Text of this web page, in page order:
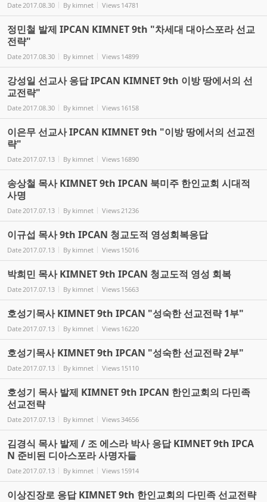
Date2017.08.30 By kimnet Views 14781
정민철 발제 IPCAN KIMNET 9th "차세대 대아스포라 선교
전략"
Date2017.08.30 By kimnet Views 14899
강성일 선교사 응답 IPCAN KIMNET 9th 이방 땅에서의 선
교전략"
Date2017.08.30 By kimnet Views 16158
이은무 선교사 IPCAN KIMNET 9th "이방 땅에서의 선교전
략"
Date2017.07.13 By kimnet Views 16890
송상철 목사 KIMNET 9th IPCAN 북미주 한인교회 시대적
사명
Date2017.07.13 By kimnet Views21236
이규섭 목사 9th IPCAN 청교도적 영성회복응답
Date2017.07.13 By kimnet Views 15016
박희민 목사 KIMNET 9th IPCAN 청교도적 영성 회복
Date2017.07.13 By kimnet Views 15663
호성기목사 KIMNET 9th IPCAN "성숙한 선교전략 1부"
Date2017.07.13 By kimnet Views 16220
호성기목사 KIMNET 9th IPCAN "성숙한 선교전략 2부"
Date2017.07.13 By kimnet Views 15110
호성기 목사 발제 KIMNET 9th IPCAN 한인교회의 다민족
선교전략
Date2017.07.13 By kimnet Views34656
김경식 목사 발제 / 조 에스라 박사 응답 KIMNET 9th IPCA
N 준비된 디아스포라 사명자들
Date2017.07.13 By kimnet Views 15914
이상진장로 응답 KIMNET 9th 한인교회의 다민족 선교전략